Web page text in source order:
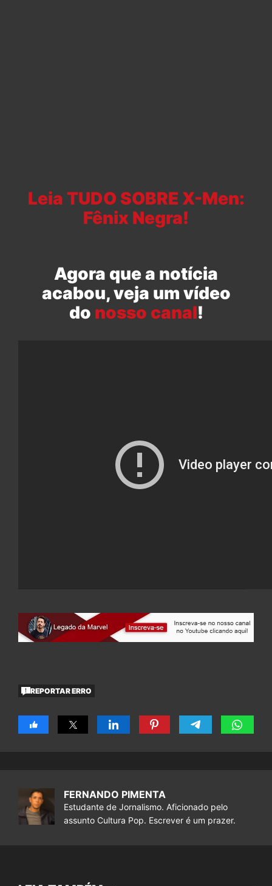
Leia TUDO SOBRE X-Men:
Fênix Negra!
Agora que a notícia
acabou, veja um vídeo
do nosso canal!
REPORTAR ERRO
FERNANDO PIMENTA
Estudante de Jornalismo. Aficionado pelo
assunto Cultura Pop. Escrever é um prazer.